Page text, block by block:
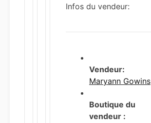
Infos du vendeur:
Vendeur:
Maryann Gowins
Boutique du
vendeur :